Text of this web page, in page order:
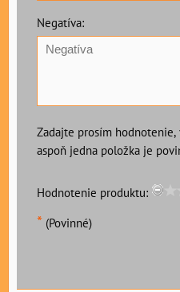
Negatíva:
Zadajte prosím
aspoň jedna položka je
Hodnotenie produktu:
* (Povinné)